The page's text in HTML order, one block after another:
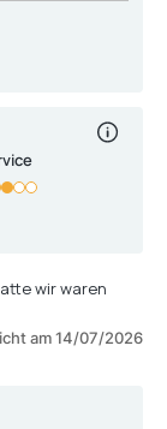
wir waren
am 14/07/2026